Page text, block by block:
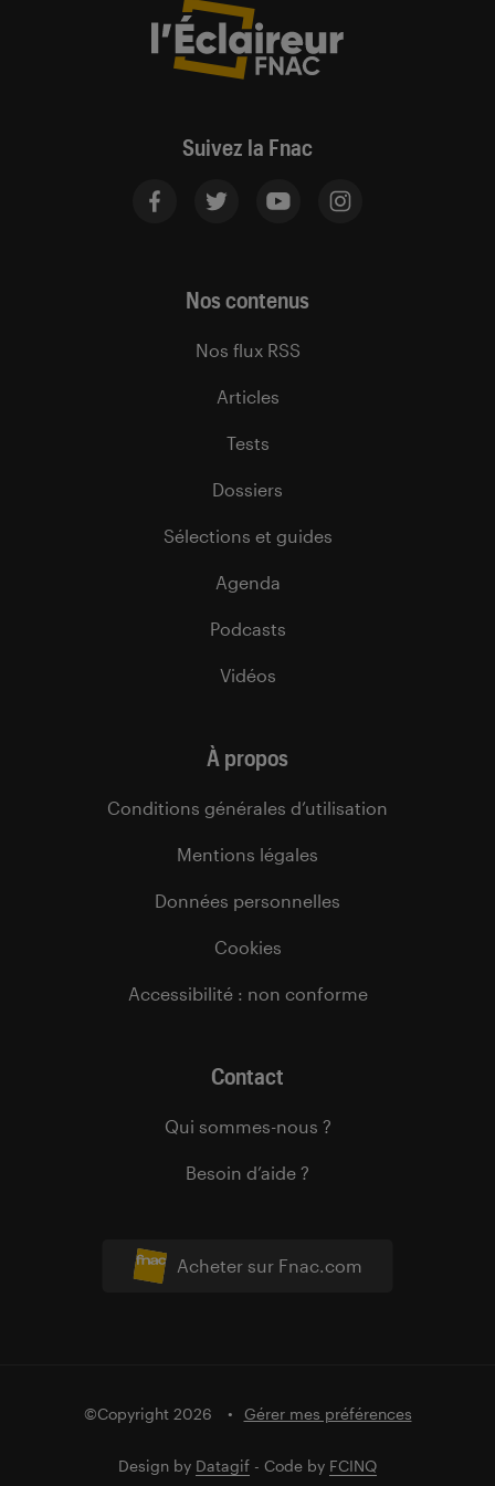
Suivez la Fnac
Acheter sur Fnac.com
Nos contenus
Nos flux RSS
Articles
Tests
Dossiers
Sélections et guides
Agenda
Podcasts
Vidéos
À propos
Conditions générales d’utilisation
Mentions légales
Données personnelles
Cookies
Accessibilité : non conforme
Contact
Qui sommes-nous ?
Besoin d’aide ?
©Copyright 2026 Gérer mes préférences
Design by Datagif - Code by FCINQ